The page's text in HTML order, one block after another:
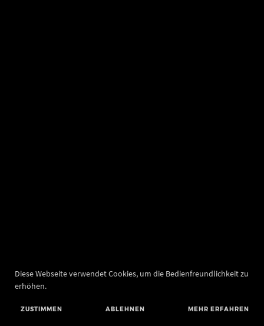
Diese Webseite verwendet Cookies, um die Bedienfreundlichkeit zu
erhöhen.
ZUSTIMMEN ABLEHNEN MEHR ERFAHREN